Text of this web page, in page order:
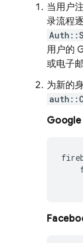
当用户
录流程
用户的
或电子
为新的
Google